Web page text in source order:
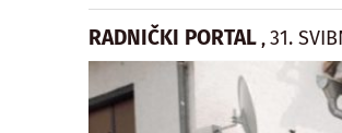
RADNIČKI PORTAL ,31.